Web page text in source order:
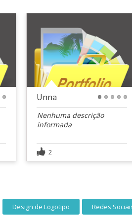
Unna
Nenhuma descrição
informada
2
Design de Logotipo Redes